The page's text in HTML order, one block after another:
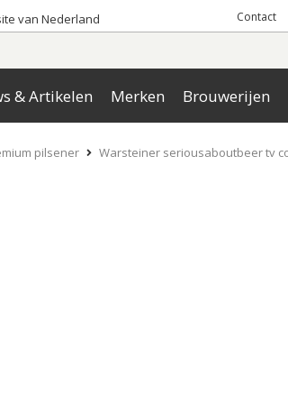
van Nederland Contact
& Artikelen Merken Brouwerijen
pilsener Warsteiner seriousaboutbeer tv